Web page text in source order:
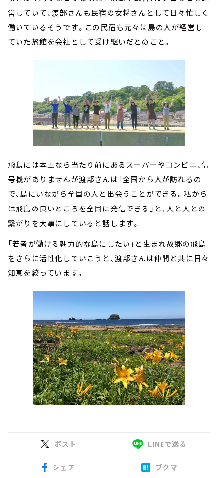
営していて、渡部さんも民宿の女将さんとして日々忙しく
働いているそうです。この民宿も元々は島の人が経営し
ていた旅館を会社として受け継いだとのこと。
飛島には本土なら当たり前にあるスーパーやコンビニ、信
号機がありませんが渡部さんは「全国から人が訪れるの
で、島にいながら全国の人と出会うことができる。私から
は飛島の良いところを全国に発信できる」と、人と人との
繋がりを大事にしていると話します。
「若者が働ける魅力的な島にしたい」と生まれ故郷の飛島
をさらに活性化していこうと、渡部さんは仲間と共に日々
知恵を絞っています。
ポスト LINEで送る
シェア ブクマ